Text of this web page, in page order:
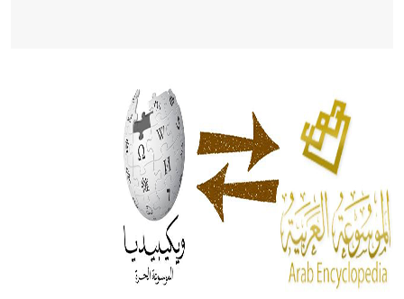
الحكم، الأدلة، تنظيم التغذية، ورسالته في جروح الرأس. ويعود
له الفضل بأنه حرر الطب من الدين والفلسفة.
- هل تعلم أن المرجان إفراز حيواني يتكون في البحر ويتركب
من مادة كربونات الكلسيوم، وهو أحمر أو شديد الحمرة وهو
أجود أنواعه، ويمتاز بكبر الحجم ويسمى الش